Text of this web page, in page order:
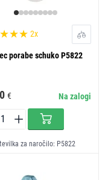
2x
porabe schuko P5822
€ Na zalogi
za naročilo: P5822